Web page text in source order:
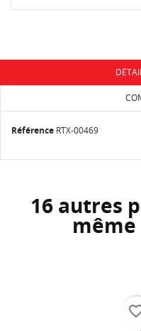
Référence RTX-00469
16 autres